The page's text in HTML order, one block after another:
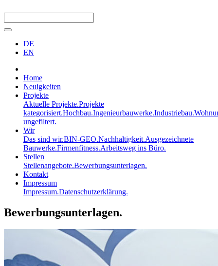
DE
EN
Home
Neuigkeiten
Projekte
Aktuelle Projekte.Projekte
kategorisiert.Hochbau.Ingenieurbauwerke.Industriebau.
ungefiltert.
Wir
Das sind wir.BIN-GEO.Nachhaltigkeit.Ausgezeichnete
Bauwerke.Firmenfitness.Arbeitsweg ins Büro.
Stellen
Stellenangebote.Bewerbungsunterlagen.
Kontakt
Impressum
Impressum.Datenschutzerklärung.
Bewerbungsunterlagen.